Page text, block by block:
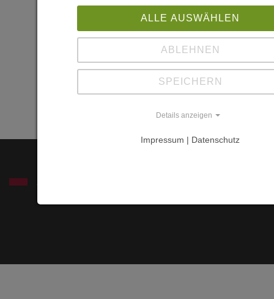
"Eine forstliche
in ländlicher
Umgebung", in:
AFZ-DerWald
1/2004,S. 24-
26
ALLE AUSWÄHLEN
ABLEHNEN
SPEICHERN
Details anzeigen
Impressum | Datenschutz